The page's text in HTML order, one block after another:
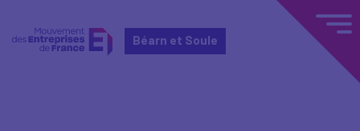
Béarn et Soule